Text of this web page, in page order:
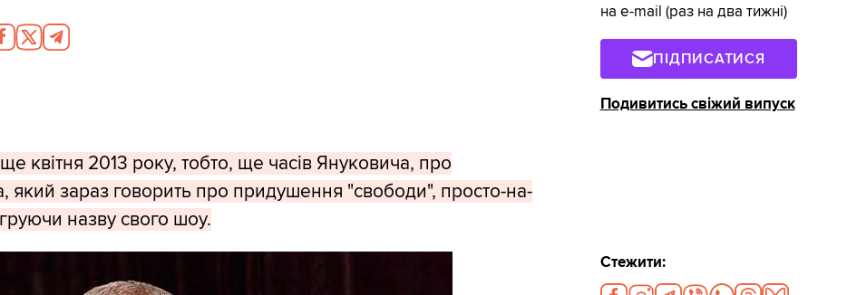
квітня 2013 року, тобто, ще часів Януковича, про
який зараз говорить про придушення "свободи", просто-на-
назву свого шоу.
на e-mail (раз на два тижні)
ПІДПИСАТИСЯ
Подивитись свіжий випуск
Стежити: